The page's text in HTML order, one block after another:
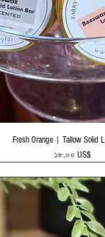
Quick View
Fresh Orange | Tallow Solid
Price
১৮.০০ US$